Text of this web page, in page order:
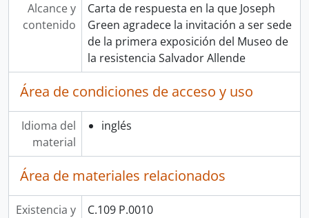
Alcance y
contenido
Carta de respuesta en la que Joseph
Green agradece la invitación a ser sede
de la primera exposición del Museo de
la resistencia Salvador Allende
Área de condiciones de acceso y uso
Idioma del
material
inglés
Área de materiales relacionados
Existencia y
C.109 P.0010